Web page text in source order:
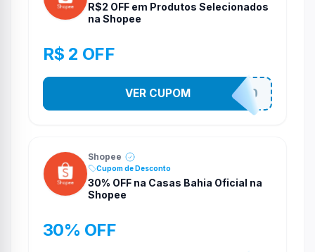
R$2 OFF em Produtos Selecionados
na Shopee
R$ 2 OFF
VNOXVHJFD
VER CUPOM
Shopee
Cupom de Desconto
30% OFF na Casas Bahia Oficial na
Shopee
30% OFF